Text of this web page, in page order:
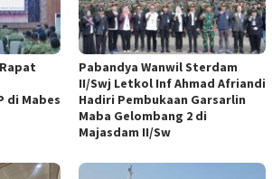
di Mabes
Pabandya Wanwil Sterdam
II/Swj Letkol Inf Ahmad Afriandi
Hadiri Pembukaan Garsarlin
Maba Gelombang 2 di
Majasdam II/Sw